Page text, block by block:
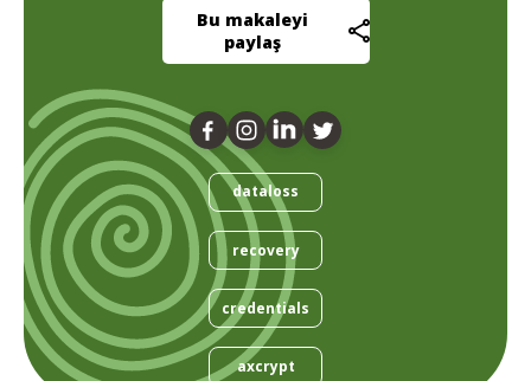
Bu makaleyi
paylaş
dataloss
recovery
credentials
axcrypt